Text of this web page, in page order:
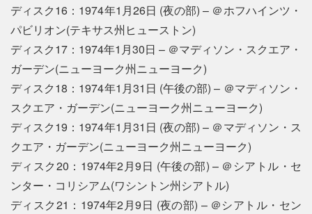
ディスク16：1974年1月26日 (夜の部) – ＠ホフハインツ・
パビリオン(テキサス州ヒューストン)
ディスク17：1974年1月30日 – ＠マディソン・スクエア・
ガーデン(ニューヨーク州ニューヨーク)
ディスク18：1974年1月31日 (午後の部) – ＠マディソン・
スクエア・ガーデン(ニューヨーク州ニューヨーク)
ディスク19：1974年1月31日 (夜の部) – ＠マディソン・ス
クエア・ガーデン(ニューヨーク州ニューヨーク)
ディスク20：1974年2月9日 (午後の部) – ＠シアトル・セ
ンター・コリシアム(ワシントン州シアトル)
ディスク21：1974年2月9日 (夜の部) – ＠シアトル・セン